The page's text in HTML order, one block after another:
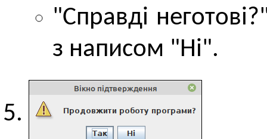
"Справді
з написом "Ні".